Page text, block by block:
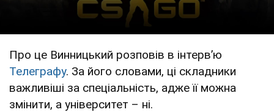
Про це Винницький розповів в інтервʼю
Телеграфу. За його словами, ці складники
важливіші за спеціальність, адже її можна
змінити, а університет – ні.